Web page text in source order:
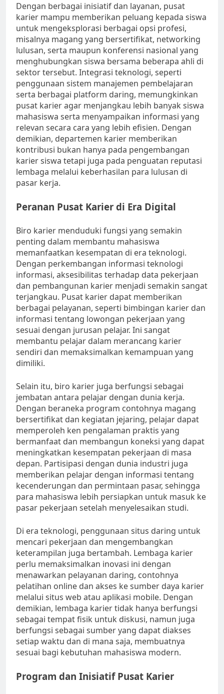
Dengan berbagai inisiatif dan layanan, pusat
karier mampu memberikan peluang kepada siswa
untuk mengeksplorasi berbagai opsi profesi,
misalnya magang yang bersertifikat, networking
lulusan, serta maupun konferensi nasional yang
menghubungkan siswa bersama beberapa ahli di
sektor tersebut. Integrasi teknologi, seperti
penggunaan sistem manajemen pembelajaran
serta berbagai platform daring, memungkinkan
pusat karier agar menjangkau lebih banyak siswa
mahasiswa serta menyampaikan informasi yang
relevan secara cara yang lebih efisien. Dengan
demikian, departemen karier memberikan
kontribusi bukan hanya pada pengembangan
karier siswa tetapi juga pada penguatan reputasi
lembaga melalui keberhasilan para lulusan di
pasar kerja.
Peranan Pusat Karier di Era Digital
Biro karier menduduki fungsi yang semakin
penting dalam membantu mahasiswa
memanfaatkan kesempatan di era teknologi.
Dengan perkembangan informasi teknologi
informasi, aksesibilitas terhadap data pekerjaan
dan pembangunan karier menjadi semakin sangat
terjangkau. Pusat karier dapat memberikan
berbagai pelayanan, seperti bimbingan karier dan
informasi tentang lowongan pekerjaan yang
sesuai dengan jurusan pelajar. Ini sangat
membantu pelajar dalam merancang karier
sendiri dan memaksimalkan kemampuan yang
dimiliki.
Selain itu, biro karier juga berfungsi sebagai
jembatan antara pelajar dengan dunia kerja.
Dengan beraneka program contohnya magang
bersertifikat dan kegiatan jejaring, pelajar dapat
memperoleh ken pengalaman praktis yang
bermanfaat dan membangun koneksi yang dapat
meningkatkan kesempatan pekerjaan di masa
depan. Partisipasi dengan dunia industri juga
memberikan pelajar dengan informasi tentang
kecenderungan dan permintaan pasar, sehingga
para mahasiswa lebih persiapkan untuk masuk ke
pasar pekerjaan setelah menyelesaikan studi.
Di era teknologi, penggunaan situs daring untuk
mencari pekerjaan dan mengembangkan
keterampilan juga bertambah. Lembaga karier
perlu memaksimalkan inovasi ini dengan
menawarkan pelayanan daring, contohnya
pelatihan online dan akses ke sumber daya karier
melalui situs web atau aplikasi mobile. Dengan
demikian, lembaga karier tidak hanya berfungsi
sebagai tempat fisik untuk diskusi, namun juga
berfungsi sebagai sumber yang dapat diakses
setiap waktu dan di mana saja, membuatnya
sesuai bagi kebutuhan mahasiswa modern.
Program dan Inisiatif Pusat Karier